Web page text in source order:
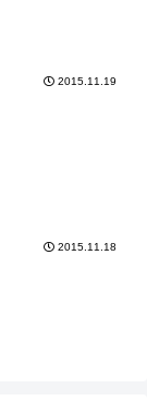
2015.11.19
2015.11.18